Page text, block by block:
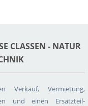
CLASSEN - NATUR T
Verkauf, Vermietung,
und einen Ersatzteil-